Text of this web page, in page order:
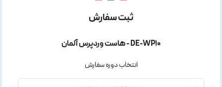
ثبت سفارش
هاست وردپرس آلمان - DE-WP10
انتخاب دوره سفارش